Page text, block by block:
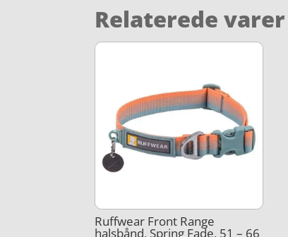
Relaterede varer
Ruffwear Front Range
halsbånd, Spring Fade, 51 – 66